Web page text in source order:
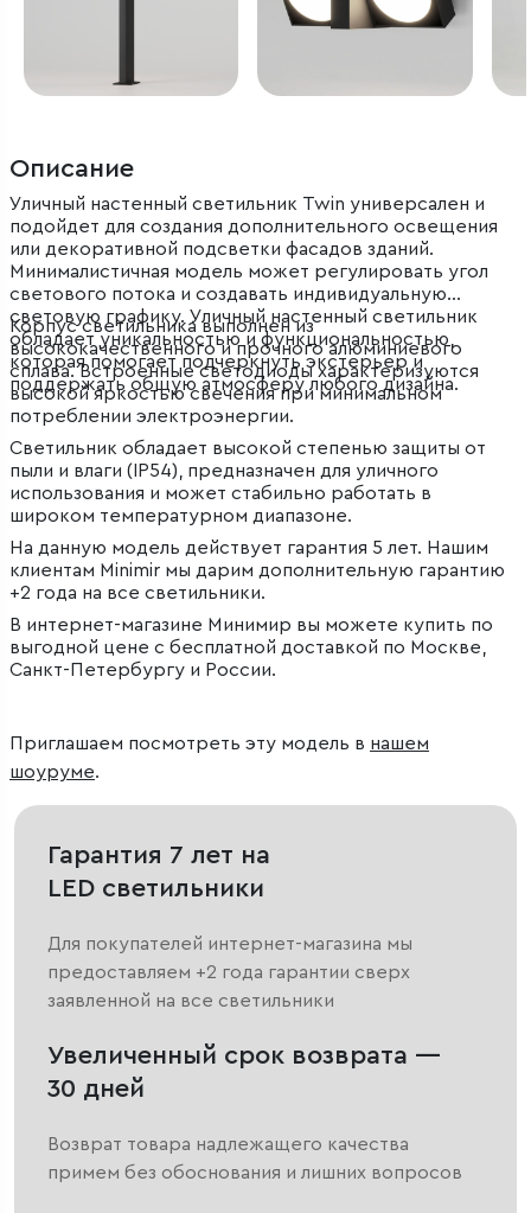
Описание
Уличный настенный светильник Twin универсален и
подойдет для создания дополнительного освещения
или декоративной подсветки фасадов зданий.
Минималистичная модель может регулировать угол
светового потока и создавать индивидуальную
световую графику. Уличный настенный светильник
обладает уникальностью и функциональностью,
которая помогает подчеркнуть экстерьер и
поддержать общую атмосферу любого дизайна.
Корпус светильника выполнен из
высококачественного и прочного алюминиевого
сплава. Встроенные светодиоды характеризуются
высокой яркостью свечения при минимальном
потреблении электроэнергии.
Светильник обладает высокой степенью защиты от
пыли и влаги (IP54), предназначен для уличного
использования и может стабильно работать в
широком температурном диапазоне.
На данную модель действует гарантия 5 лет. Нашим
клиентам Minimir мы дарим дополнительную гарантию
+2 года на все светильники.
В интернет-магазине Минимир вы можете купить по
выгодной цене с бесплатной доставкой по Москве,
Санкт-Петербургу и России.
Приглашаем посмотреть эту модель в нашем
шоуруме.
Гарантия 7 лет на
LED светильники
Для покупателей интернет-магазина мы
предоставляем +2 года гарантии сверх
заявленной на все светильники
Увеличенный срок возврата —
30 дней
Возврат товара надлежащего качества
примем без обоснования и лишних вопросов